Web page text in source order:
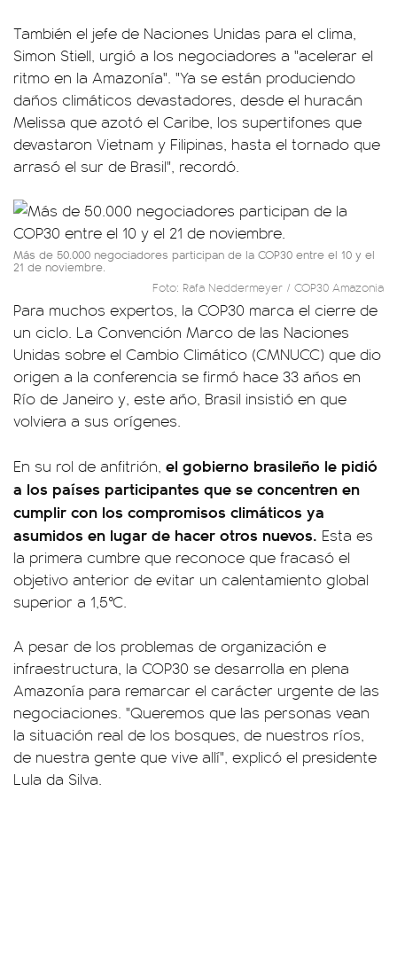
También el jefe de Naciones Unidas para el clima,
Simon Stiell, urgió a los negociadores a "acelerar el
ritmo en la Amazonía". "Ya se están produciendo
daños climáticos devastadores, desde el huracán
Melissa que azotó el Caribe, los supertifones que
devastaron Vietnam y Filipinas, hasta el tornado que
arrasó el sur de Brasil", recordó.
Más de 50.000 negociadores participan de la COP30 entre el 10 y el
21 de noviembre.
Foto: Rafa Neddermeyer / COP30 Amazonia
Para muchos expertos, la COP30 marca el cierre de
un ciclo. La Convención Marco de las Naciones
Unidas sobre el Cambio Climático (CMNUCC) que dio
origen a la conferencia se firmó hace 33 años en
Río de Janeiro y, este año, Brasil insistió en que
volviera a sus orígenes.
En su rol de anfitrión, el gobierno brasileño le pidió
a los países participantes que se concentren en
cumplir con los compromisos climáticos ya
asumidos en lugar de hacer otros nuevos. Esta es
la primera cumbre que reconoce que fracasó el
objetivo anterior de evitar un calentamiento global
superior a 1,5°C.
A pesar de los problemas de organización e
infraestructura, la COP30 se desarrolla en plena
Amazonía para remarcar el carácter urgente de las
negociaciones. "Queremos que las personas vean
la situación real de los bosques, de nuestros ríos,
de nuestra gente que vive allí", explicó el presidente
Lula da Silva.